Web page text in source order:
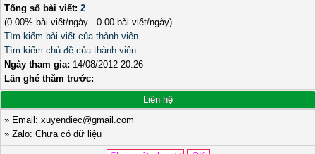
Tổng số bài viết: 2
(0.00% bài viết/ngày - 0.00 bài viết/ngày)
Tìm kiếm bài viết của thành viên
Tìm kiếm chủ đề của thành viên
Ngày tham gia: 14/08/2012 20:26
Lần ghé thăm trước: -
Liên hệ
» Email: xuyendiec@gmail.com
» Zalo: Chưa có dữ liệu